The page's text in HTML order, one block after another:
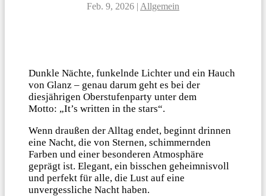
Feb. 9, 2026 | Allgemein
Dunkle Nächte, funkelnde Lichter und ein Hauch
von Glanz – genau darum geht es bei der
diesjährigen Oberstufenparty unter dem
Motto: „It’s written in the stars“.
Wenn draußen der Alltag endet, beginnt drinnen
eine Nacht, die von Sternen, schimmernden
Farben und einer besonderen Atmosphäre
geprägt ist. Elegant, ein bisschen geheimnisvoll
und perfekt für alle, die Lust auf eine
unvergessliche Nacht haben.